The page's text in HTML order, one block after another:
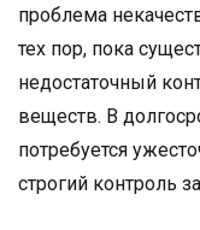
проблема
тех пор, пока
недостаточный
веществ. В
потребуется
строгий контроль